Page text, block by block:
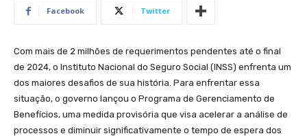
Facebook Twitter
Com mais de 2 milhões de requerimentos pendentes até o final
de 2024, o Instituto Nacional do Seguro Social (INSS) enfrenta um
dos maiores desafios de sua história. Para enfrentar essa
situação, o governo lançou o Programa de Gerenciamento de
Benefícios, uma medida provisória que visa acelerar a análise de
processos e diminuir significativamente o tempo de espera dos